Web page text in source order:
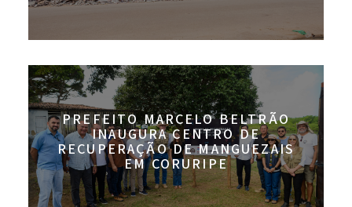
PREFEITO MARCELO BELTRÃO
INAUGURA CENTRO DE
RECUPERAÇÃO DE MANGUEZAIS
EM CORURIPE